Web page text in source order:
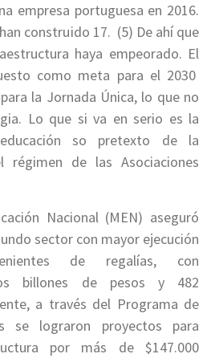
empresa portuguesa en 2016.
construido 17. (5) De ahí que
haya empeorado. El
como meta para el 2030
la Jornada Única, lo que no
Lo que si va en serio es la
so pretexto de la
régimen de las Asociaciones
Nacional (MEN) aseguró
sector con mayor ejecución
de regalías, con
billones de pesos y 482
a través del Programa de
se lograron proyectos para
por más de $147.000